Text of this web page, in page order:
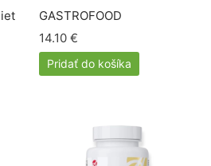
GASTROFOOD
14.10 €
Pridať do košíka